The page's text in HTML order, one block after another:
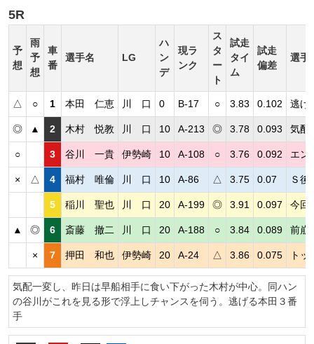
5R
予
想
雨
予
想
車
番
選手名 LG
ハ
ン
デ
現ラ
ンク
ス
タ
ー
ト
試走
タイ
ム
試走
偏差
選手
△ ○ 1 本田 仁恵 川 口 0 B-17 ○ 3.83 0.102 逃げ
◎ ▲ 2 木村 悦教 川 口 10 A-213 ◎ 3.78 0.093 気配
○ 3 谷川 一貴 伊勢崎 10 A-108 ○ 3.76 0.092 エン
× △ 4 福村 唯倫 川 口 10 A-86 △ 3.75 0.07 Ｓ後
5 稲川 聖也 川 口 20 A-199 ◎ 3.91 0.097 今回
▲ ◎ 6 斎藤 撤二 川 口 20 A-188 ○ 3.84 0.089 前崩
× 7 押田 和也 伊勢崎 20 A-24 △ 3.86 0.075 ト
気配一変し、昨日は早船相手に食い下がった木村が中心。同ハン
の谷川がこれを見る形で浮上しチャンスを伺う。逃げる本田３番
手